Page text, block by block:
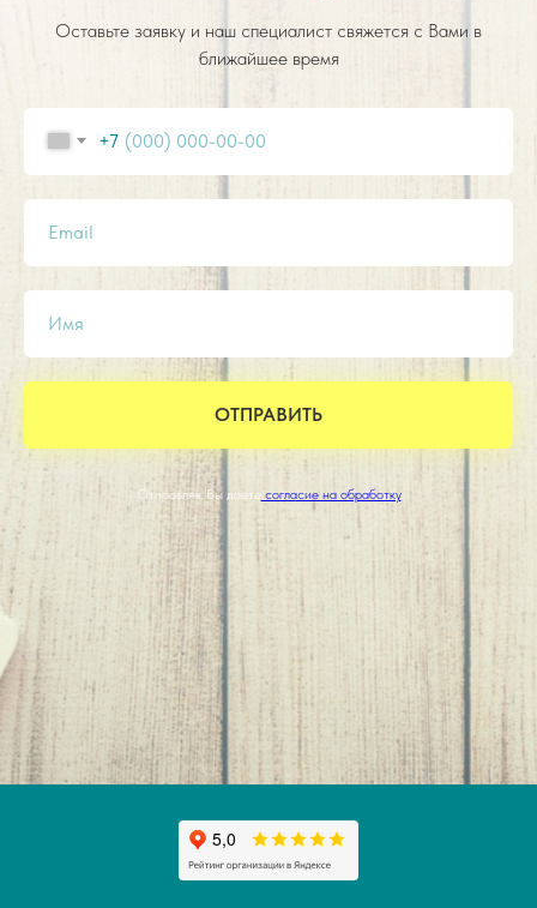
Оставьте заявку и наш специалист свяжется с Вами в
ближайшее время
+7
Email
Имя
ОТПРАВИТЬ
Отправляя, Вы даетесогласие на обработку